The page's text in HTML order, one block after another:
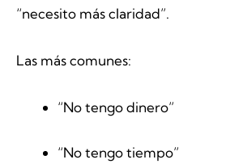
“necesito más claridad”.
Las más comunes:
“No tengo dinero”
“No tengo tiempo”